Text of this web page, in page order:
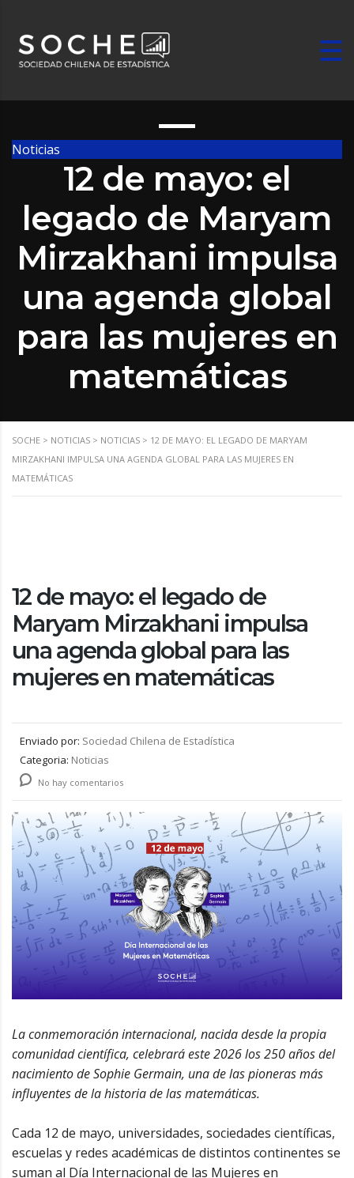
Noticias
12 de mayo: el
legado de Maryam
Mirzakhani impulsa
una agenda global
para las mujeres en
matemáticas
SOCHE > NOTICIAS > NOTICIAS > 12 DE MAYO: EL LEGADO DE MARYAM
MIRZAKHANI IMPULSA UNA AGENDA GLOBAL PARA LAS MUJERES EN
MATEMÁTICAS
12 de mayo: el legado de
Maryam Mirzakhani impulsa
una agenda global para las
mujeres en matemáticas
Enviado por: Sociedad Chilena de Estadística
Categoria: Noticias
No hay comentarios
La conmemoración internacional, nacida desde la propia
comunidad científica, celebrará este 2026 los 250 años del
nacimiento de Sophie Germain, una de las pioneras más
influyentes de la historia de las matemáticas.
Cada 12 de mayo, universidades, sociedades científicas,
escuelas y redes académicas de distintos continentes se
suman al Día Internacional de las Mujeres en